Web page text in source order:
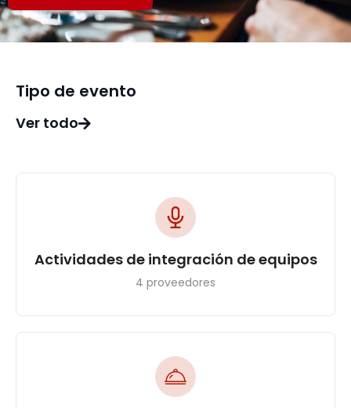
Tipo de evento
Ver todo
Actividades de integración de equipos
4 proveedores